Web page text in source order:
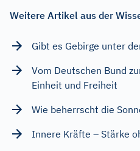
Weitere Artikel aus der
Gibt es Gebirge unter
Vom Deutschen Bund
Einheit und Freiheit
Wie beherrscht die
Innere Kräfte – Stärke